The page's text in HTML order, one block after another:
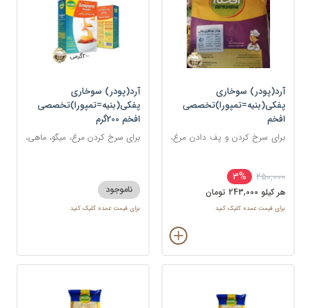
آرد(پودر) سوخاری
پفکی(بنیه=تمپورا)تخصصی
افخم
برای سرخ کردن و پف دادن مرغ،
250,000
3%
هر کيلو 243,000 تومان
برای قیمت عمده کلیک کنید
آرد(پودر) سوخاری
پفکی(بنیه=تمپورا)تخصصی
افخم 200گرم
برای سرخ کردن مرغ، میگو، ماهی،
ناموجود
برای قیمت عمده کلیک کنید